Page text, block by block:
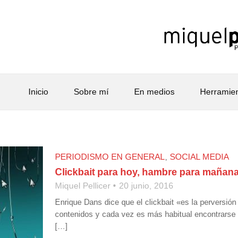
Inicio Sobre mí En medios
PERIODISMO EN GENERAL SOCIAL MEDIA
Clickbait para hoy, hambre para
Miquel Pellicer 20 junio, 2016
Enrique Dans dice que el clickbait «es la
contenidos y cada vez es más habitual
[…]